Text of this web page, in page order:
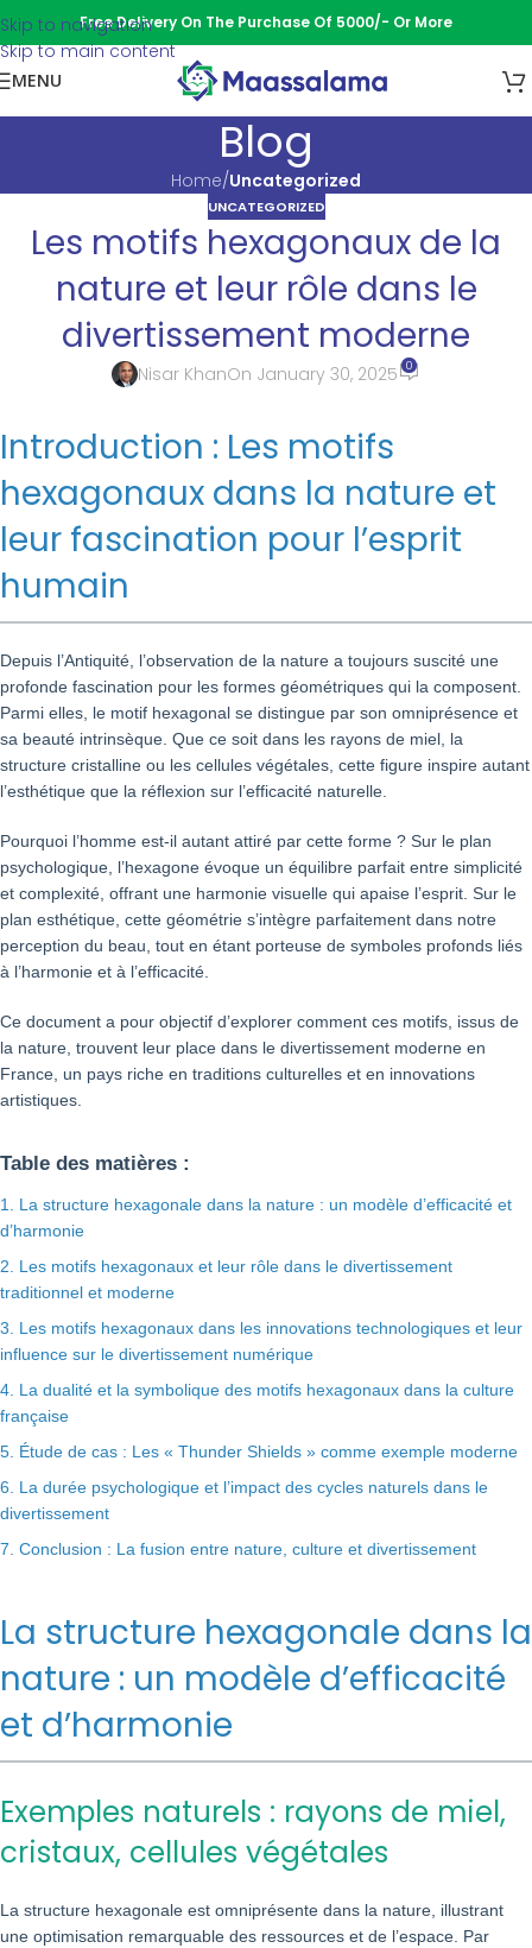
Skip to navigation
Skip to main content
Free Delivery On The Purchase Of 5000/- Or More
MENU
Blog
Home/Uncategorized
UNCATEGORIZED
Les motifs hexagonaux de la
nature et leur rôle dans le
divertissement moderne
Nisar KhanOn January 30, 2025 0
Introduction : Les motifs
hexagonaux dans la nature et
leur fascination pour l’esprit
humain
Depuis l’Antiquité, l’observation de la nature a toujours suscité une
profonde fascination pour les formes géométriques qui la composent.
Parmi elles, le motif hexagonal se distingue par son omniprésence et
sa beauté intrinsèque. Que ce soit dans les rayons de miel, la
structure cristalline ou les cellules végétales, cette figure inspire autant
l’esthétique que la réflexion sur l’efficacité naturelle.
Pourquoi l’homme est-il autant attiré par cette forme ? Sur le plan
psychologique, l’hexagone évoque un équilibre parfait entre simplicité
et complexité, offrant une harmonie visuelle qui apaise l’esprit. Sur le
plan esthétique, cette géométrie s’intègre parfaitement dans notre
perception du beau, tout en étant porteuse de symboles profonds liés
à l’harmonie et à l’efficacité.
Ce document a pour objectif d’explorer comment ces motifs, issus de
la nature, trouvent leur place dans le divertissement moderne en
France, un pays riche en traditions culturelles et en innovations
artistiques.
Table des matières :
1. La structure hexagonale dans la nature : un modèle d’efficacité et
d’harmonie
2. Les motifs hexagonaux et leur rôle dans le divertissement
traditionnel et moderne
3. Les motifs hexagonaux dans les innovations technologiques et leur
influence sur le divertissement numérique
4. La dualité et la symbolique des motifs hexagonaux dans la culture
française
5. Étude de cas : Les « Thunder Shields » comme exemple moderne
6. La durée psychologique et l’impact des cycles naturels dans le
divertissement
7. Conclusion : La fusion entre nature, culture et divertissement
La structure hexagonale dans la
nature : un modèle d’efficacité
et d’harmonie
Exemples naturels : rayons de miel,
cristaux, cellules végétales
La structure hexagonale est omniprésente dans la nature, illustrant
une optimisation remarquable des ressources et de l’espace. Par